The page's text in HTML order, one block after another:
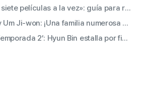
«Era como rodar siete películas a la vez»: guía para recorrer online las localizaciones de ‘Odisea’
Cha Tae-hyeon y Um Ji-won: ¡Una familia numerosa con cinco hermanos! Netflix confirma la producción de la película «Bokjik Gyeongchal»
‘Made in Korea Temporada 2’: Hyun Bin estalla por fin con ambición sin piedad. Se publican fotogramas del personaje de “Baek Ki-tae”